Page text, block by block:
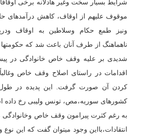
شرایط بسیار سخت وغیر هادلانه برخی
موقوف علیهم از اوقاف، کاهش درآمدهای
ونیز طمع حکام وسلاطین به اوقاف
ناهماهنگ از طرف آنان باعث شد که حکومتها
شدیدی بر علیه وقف خاص خانوادگی در
اقدامات در راستای اصلاح وقف خاص
کردن آن صورت گرفت. این پدیده در طول
کشورهای سوریه،مص، تونس ولیبی رخ داده
به رغم کثرت پیرامون وقف خاص وخانوادگی
انتقادات،بااین وجود میتوان گفت که این